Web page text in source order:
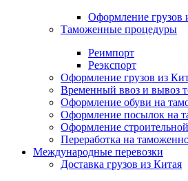
Оформление грузов
Таможенные процедуры
Реимпорт
Реэкспорт
Оформление грузов из
Временный ввоз и вывоз
Оформление обуви на
Оформление посылок на
Оформление
Переработка на
Международные перевозки
Доставка грузов из Китая